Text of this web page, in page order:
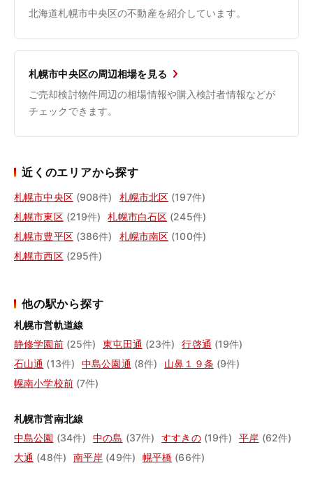
北海道札幌市中央区の不動産を紹介しています。
札幌市中央区の周辺相場を見る
ご売却検討物件周辺の相場情報や購入検討者情報などが
チェックできます。
近くのエリアから探す
札幌市中央区 (908件) 札幌市北区 (197件)
札幌市東区 (219件) 札幌市白石区 (245件)
札幌市豊平区 (386件) 札幌市南区 (100件)
札幌市西区 (295件)
他の駅から探す
札幌市営軌道線
静修学園前 (25件) 東屯田通 (23件) 行啓通 (19件)
石山通 (13件) 中島公園通 (8件) 山鼻１９条 (9件)
幌南小学校前 (7件)
札幌市営南北線
中島公園 (34件) 中の島 (37件) すすきの (19件) 平岸 (62件)
大通 (48件) 南平岸 (49件) 幌平橋 (66件)